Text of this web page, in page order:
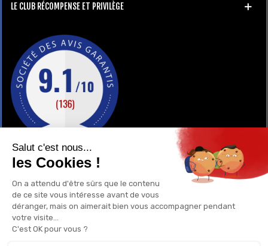
LE CLUB RÉCOMPENSE ET PRIVILÈGE
UN RENSEIGNEMENT ?